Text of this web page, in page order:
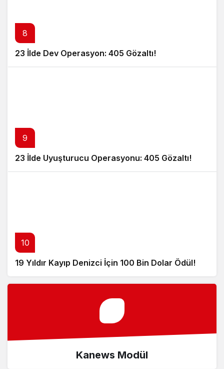
8
23 İlde Dev Operasyon: 405 Gözaltı!
9
23 İlde Uyuşturucu Operasyonu: 405 Gözaltı!
10
19 Yıldır Kayıp Denizci İçin 100 Bin Dolar Ödül!
Kanews Modül